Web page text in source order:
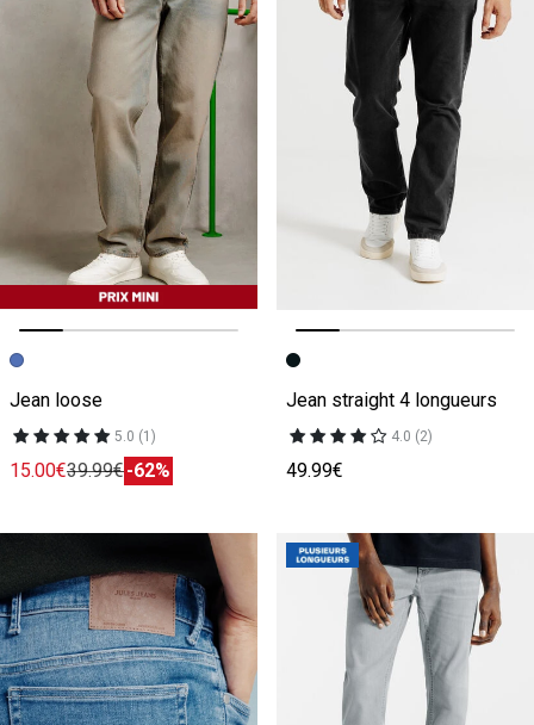
Image précédente
Image suivante
Jean loose
5.0 (1)
15.00€39.99€-62%
Image précédente
Image suivante
Jean straight 4 longueurs
4.0 (2)
49.99€